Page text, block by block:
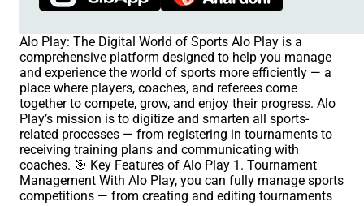
Alo Play: The Digital World of Sports Alo Play is a
comprehensive platform designed to help you manage
and experience the world of sports more efficiently — a
place where players, coaches, and referees come
together to compete, grow, and enjoy their progress. Alo
Play’s mission is to digitize and smarten all sports-
related processes — from registering in tournaments to
receiving training plans and communicating with
coaches. 🎯 Key Features of Alo Play 1. Tournament
Management With Alo Play, you can fully manage sports
competitions — from creating and editing tournaments